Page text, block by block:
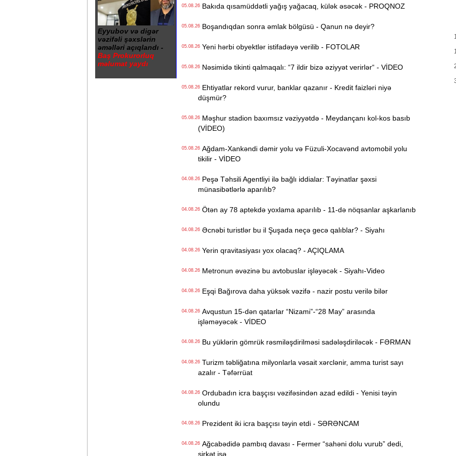
Eyyubov və digər
vəzifəli şəxslərin
əməlləri açıqlandı -
Baş Prokurorluq
məlumat yaydı
05.08.26Bakıda qısamüddətli yağış yağacaq, külək əsəcək - PROQNOZ
05.08.26Boşandıqdan sonra əmlak bölgüsü - Qanun nə deyir?
05.08.26Yeni hərbi obyektlər istifadəyə verilib - FOTOLAR
05.08.26Nəsimidə tikinti qalmaqalı: “7 ildir bizə əziyyət verirlər“ - VİDEO
05.08.26Ehtiyatlar rekord vurur, banklar qazanır - Kredit faizləri niyə
düşmür?
05.08.26Məşhur stadion baxımsız vəziyyətdə - Meydançanı kol-kos basıb
(VİDEO)
05.08.26Ağdam-Xankəndi dəmir yolu və Füzuli-Xocavənd avtomobil yolu
tikilir - VİDEO
04.08.26Peşə Təhsili Agentliyi ilə bağlı iddialar: Təyinatlar şəxsi
münasibətlərlə aparılıb?
04.08.26Ötən ay 78 aptekdə yoxlama aparılıb - 11-də nöqsanlar aşkarlanıb
04.08.26Əcnəbi turistlər bu il Şuşada neçə gecə qalıblar? - Siyahı
04.08.26Yerin qravitasiyası yox olacaq? - AÇIQLAMA
04.08.26Metronun əvəzinə bu avtobuslar işləyəcək - Siyahı-Video
04.08.26Eşqi Bağırova daha yüksək vəzifə - nazir postu verilə bilər
04.08.26Avqustun 15-dən qatarlar “Nizami”-“28 May” arasında
işləməyəcək - VİDEO
04.08.26Bu yüklərin gömrük rəsmiləşdirilməsi sadələşdiriləcək - FƏRMAN
04.08.26Turizm təbliğatına milyonlarla vəsait xərclənir, amma turist sayı
azalır - Təfərrüat
04.08.26Ordubadın icra başçısı vəzifəsindən azad edildi - Yenisi təyin
olundu
04.08.26Prezident iki icra başçısı təyin etdi - SƏRƏNCAM
04.08.26Ağcabədidə pambıq davası - Fermer “sahəni dolu vurub” dedi,
şirkət isə...